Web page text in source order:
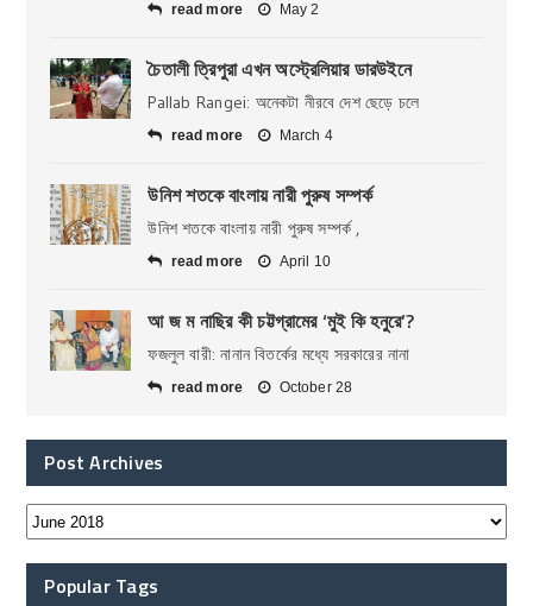
read more May 2
চৈতালী ত্রিপুরা এখন অস্ট্রেলিয়ার ডারউইনে
Pallab Rangei: অনেকটা নীরবে দেশ ছেড়ে চলে
read more March 4
উনিশ শতকে বাংলায় নারী পুরুষ সম্পর্ক
উনিশ শতকে বাংলায় নারী পুরুষ সম্পর্ক ,
read more April 10
আ জ ম নাছির কী চট্টগ্রামের ‘মুই কি হনুরে’?
ফজলুল বারী: নানান বিতর্কের মধ্যে সরকারের নানা
read more October 28
Post Archives
Popular Tags